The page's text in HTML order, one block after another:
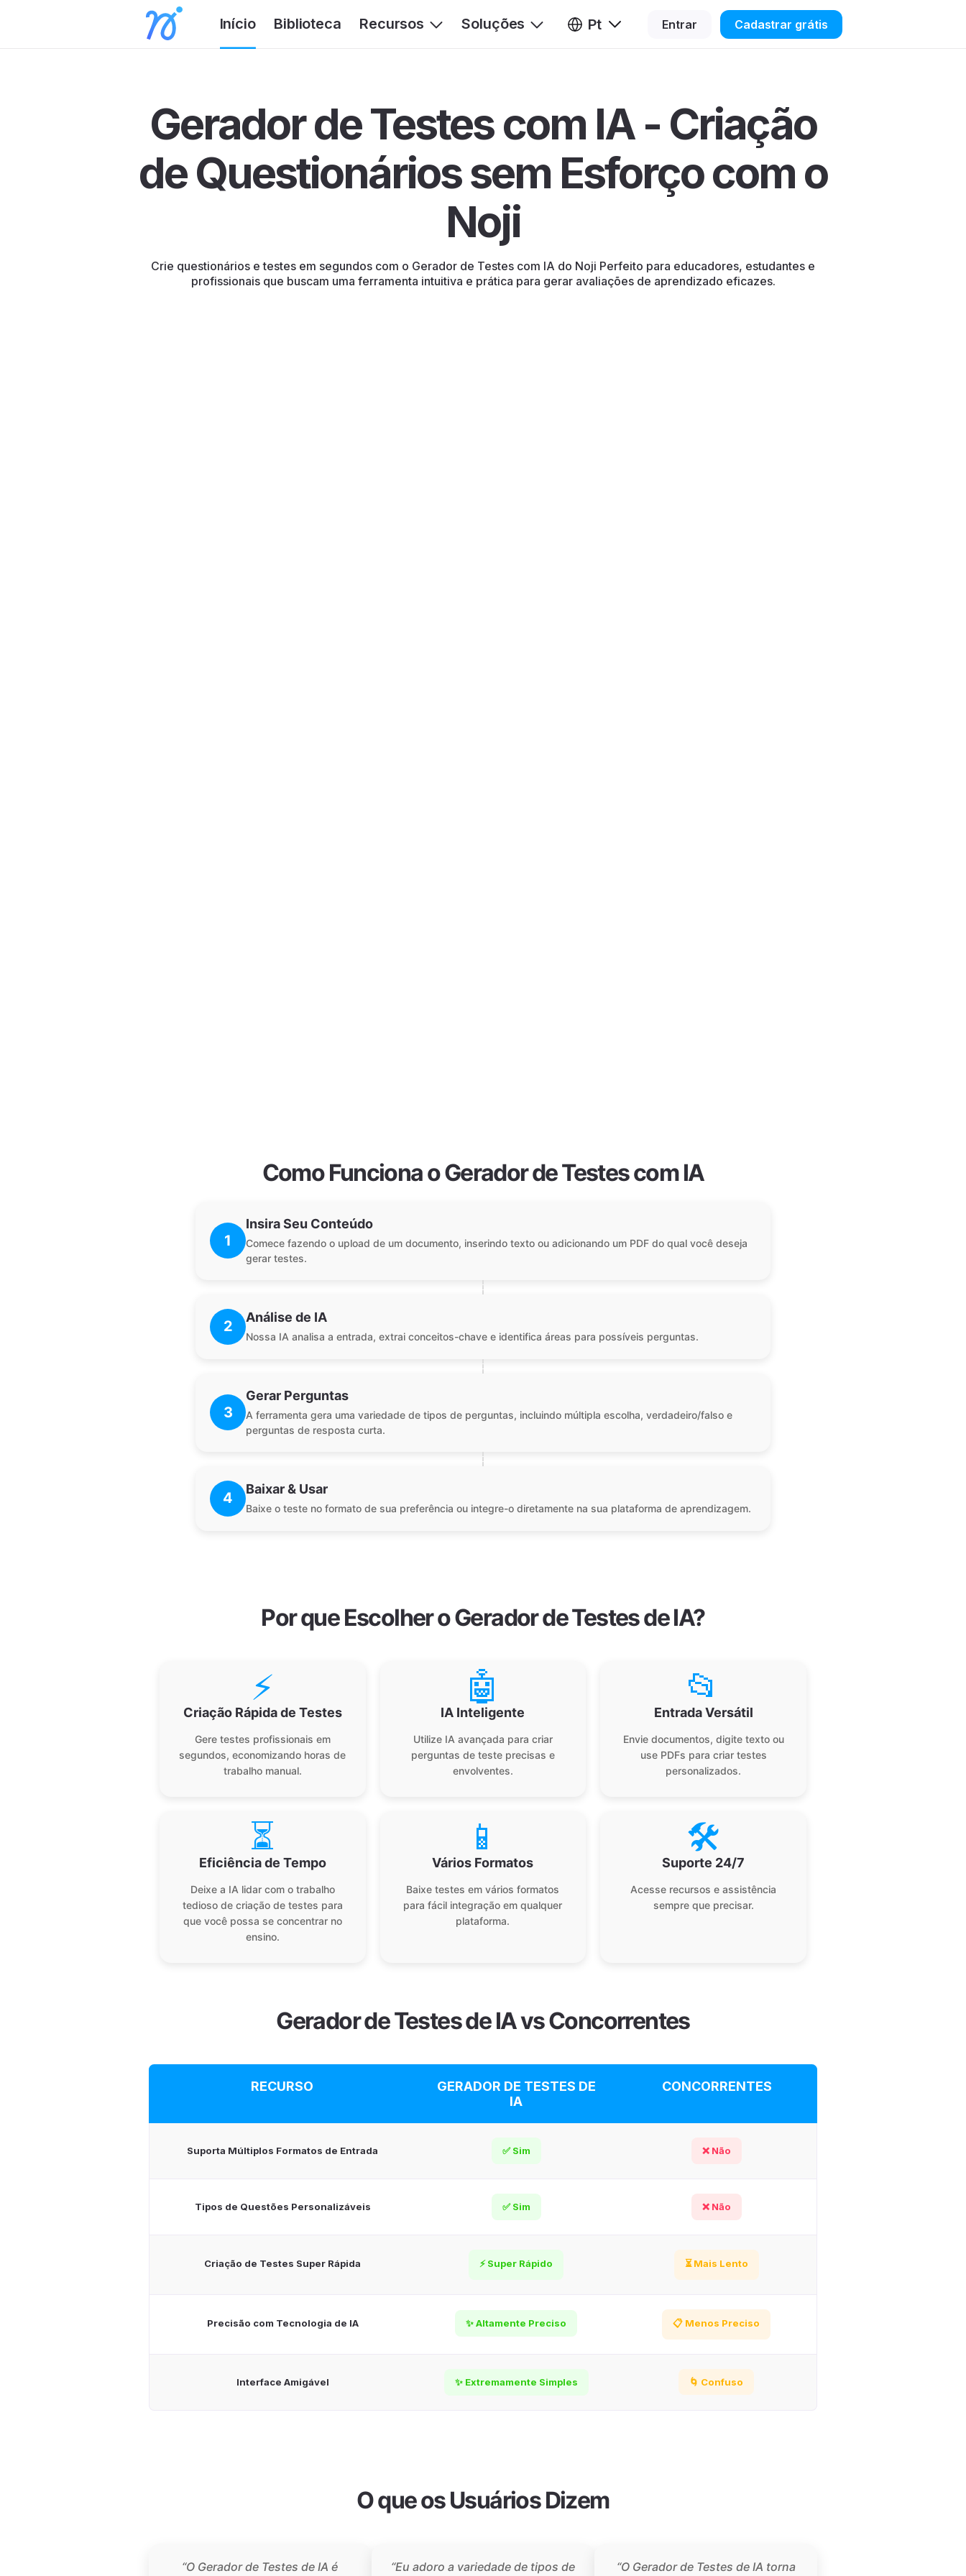
Início Biblioteca Recursos Soluções Pt Entrar Cadastrar grátis
Gerador de Testes com IA - Criação
de Questionários sem Esforço com o
Noji
Crie questionários e testes em segundos com o Gerador de Testes com IA do Noji Perfeito para educadores, estudantes e
profissionais que buscam uma ferramenta intuitiva e prática para gerar avaliações de aprendizado eficazes.
Como Funciona o Gerador de Testes com IA
1
Insira Seu Conteúdo
Comece fazendo o upload de um documento, inserindo texto ou adicionando um PDF do qual você deseja
gerar testes.
2
Análise de IA
Nossa IA analisa a entrada, extrai conceitos-chave e identifica áreas para possíveis perguntas.
3
Gerar Perguntas
A ferramenta gera uma variedade de tipos de perguntas, incluindo múltipla escolha, verdadeiro/falso e
perguntas de resposta curta.
4
Baixar & Usar
Baixe o teste no formato de sua preferência ou integre-o diretamente na sua plataforma de aprendizagem.
Por que Escolher o Gerador de Testes de IA?
⚡
Criação Rápida de Testes
Gere testes profissionais em
segundos, economizando horas de
trabalho manual.
🤖
IA Inteligente
Utilize IA avançada para criar
perguntas de teste precisas e
envolventes.
📂
Entrada Versátil
Envie documentos, digite texto ou
use PDFs para criar testes
personalizados.
⏳
Eficiência de Tempo
Deixe a IA lidar com o trabalho
tedioso de criação de testes para
que você possa se concentrar no
ensino.
📱
Vários Formatos
Baixe testes em vários formatos
para fácil integração em qualquer
plataforma.
🛠️
Suporte 24/7
Acesse recursos e assistência
sempre que precisar.
Gerador de Testes de IA vs Concorrentes
RECURSO
GERADOR DE TESTES DE
IA
CONCORRENTES
Suporta Múltiplos Formatos de Entrada ✅ Sim ❌ Não
Tipos de Questões Personalizáveis ✅ Sim ❌ Não
Criação de Testes Super Rápida ⚡ Super Rápido ⏳ Mais Lento
Precisão com Tecnologia de IA ✨ Altamente Preciso 📋 Menos Preciso
Interface Amigável ✨ Extremamente Simples 🌀 Confuso
O que os Usuários Dizem
“O Gerador de Testes de IA é “Eu adoro a variedade de tipos de “O Gerador de Testes de IA torna